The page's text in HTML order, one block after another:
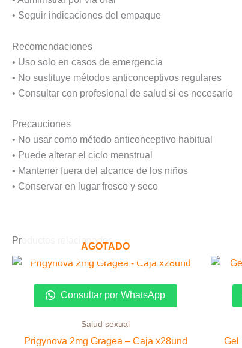
• Seguir indicaciones del empaque
Recomendaciones
• Uso solo en casos de emergencia
• No sustituye métodos anticonceptivos regulares
• Consultar con profesional de salud si es necesario
Precauciones
• No usar como método anticonceptivo habitual
• Puede alterar el ciclo menstrual
• Mantener fuera del alcance de los niños
• Conservar en lugar fresco y seco
Productos relacionados
AGOTADO
Consultar por WhatsApp
Salud sexual
Prigynova 2mg Gragea – Caja x28und Gel